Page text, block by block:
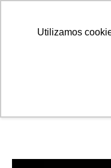
Utilizamos